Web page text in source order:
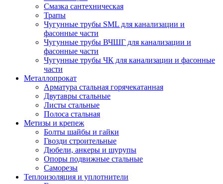
Смазка сантехническая
Трапы
Чугунные трубы SML для канализации и
фасонные части
Чугунные трубы ВЧШГ для канализации и
фасонные части
Чугунные трубы ЧК для канализации и фасонные
части
Металлопрокат
Арматура стальная горячекатанная
Двутавры стальные
Листы стальные
Полоса стальная
Метизы и крепеж
Болты шайбы и гайки
Гвозди строительные
Дюбели, анкеры и шурупы
Опоры подвижные стальные
Саморезы
Теплоизоляция и уплотнители